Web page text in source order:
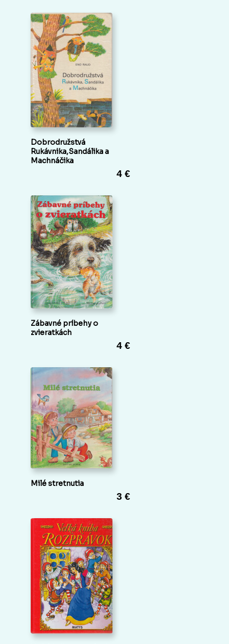
Dobrodružstvá
Rukávnika,Sandálika a
Machnáčika
4 €
Zábavné príbehy o
zvieratkách
4 €
Milé stretnutia
3 €